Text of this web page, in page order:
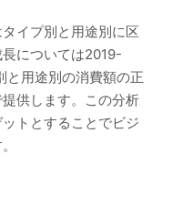
イプ別と用途別に区
については2019-
と用途別の消費額の正
供します。この分析
トとすることでビジ